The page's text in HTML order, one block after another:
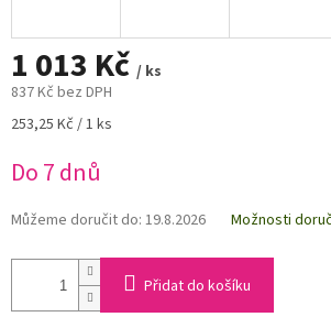
1 013 Kč / ks
837 Kč bez DPH
Měrná
253,25 Kč / 1 ks
Do 7 dnů
Můžeme doručit do: 19.8.2026 Možnosti
Přidat do košíku